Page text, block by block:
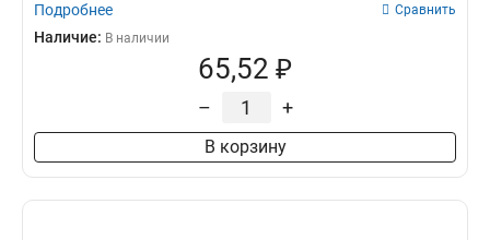
Подробнее Сравнить
Наличие: В наличии
65,52 ₽
– +
В корзину